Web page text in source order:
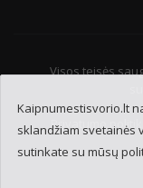
Visos teisės
Privatumo politika
Kaipnumestisvorio.lt
sklandžiam svetainės
sutinkate su mūsų